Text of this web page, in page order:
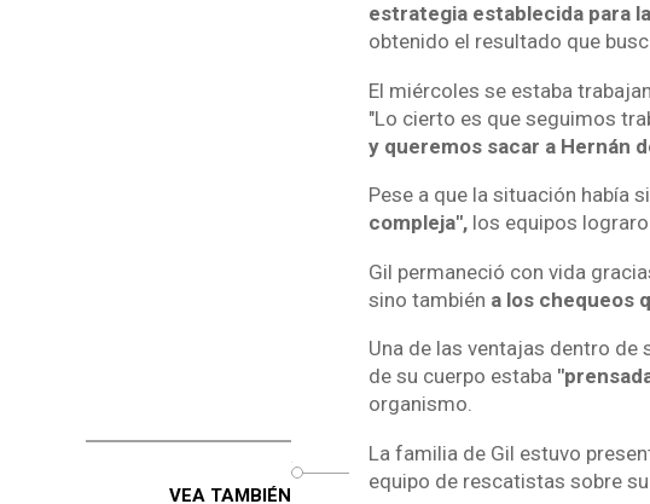
estrategia establecida para
obtenido el resultado que
El miércoles se estaba
"Lo cierto es que seguimos
y queremos sacar a Hernán
Pese a que la situación había
compleja",los equipos
Gil permaneció con vida
sino también a los chequeos
Una de las ventajas dentro de
de su cuerpo estaba
organismo.
VEA TAMBIÉN
La familia de Gil estuvo
equipo de rescatistas sobre